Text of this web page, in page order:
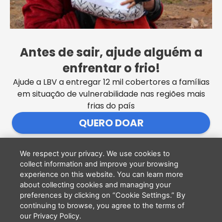
São Paulo/SP CEP: 01131-010 | CNPJ – 33.915.604/0001-17 |
Instituição isenta de impostos
Cookie Settings
F
a
c
e
b
o
o
I
n
s
t
a
g
r
m
Y
o
u
t
u
b
e
PCD - Faça parte do nosso time
Tem interesse em ajudar?Deixe seu telefone que a gente te liga.
Li e concordo que minhas informações serão
tratadas de acordo com oAviso de Privacidade
da LBV
ENVIAR
We respect your privacy. We use cookies to
collect information and improve your browsing
experience on this website. You can learn more
about collecting cookies and managing your
preferences by clicking on “Cookie Settings.” By
continuing to browse, you agree to the terms of
our Privacy Policy.
Antes de sair, ajude alguém a
enfrentar o frio!
Ajude a LBV a entregar 12 mil cobertores a famílias
em situação de vulnerabilidade nas regiões mais
frias do país
QUERO DOAR